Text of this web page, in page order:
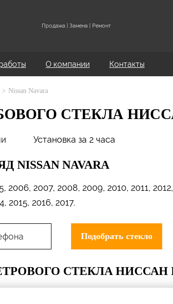
Продажа | Замена | Ремонт
О компании Контакты
Nissan Navara
СТЕКЛА
Установка за 2 часа
NISSAN NAVARA
2006, 2007, 2008, 2009, 2010, 2011,
2015, 2016, 2017.
СТЕКЛАНИССАН